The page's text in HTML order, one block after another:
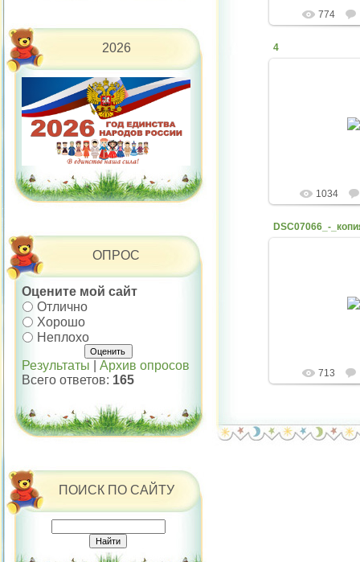
2026
ОПРОС
Оцените мой сайт
Отлично
Хорошо
Неплохо
Результаты
Архив опросов
Всего ответов: 165
ПОИСК ПО САЙТУ
774
4
1034
DSC07066_-
713